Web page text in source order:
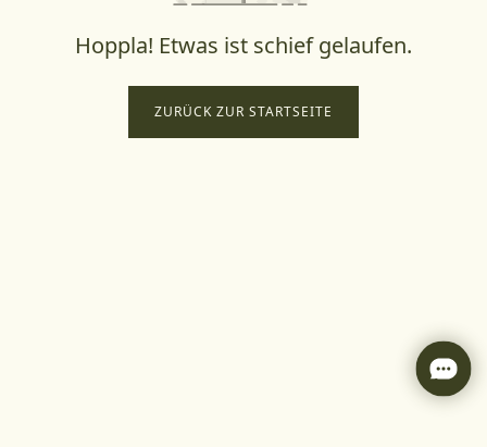
Hoppla! Etwas ist schief gelaufen.
ZURÜCK ZUR STARTSEITE